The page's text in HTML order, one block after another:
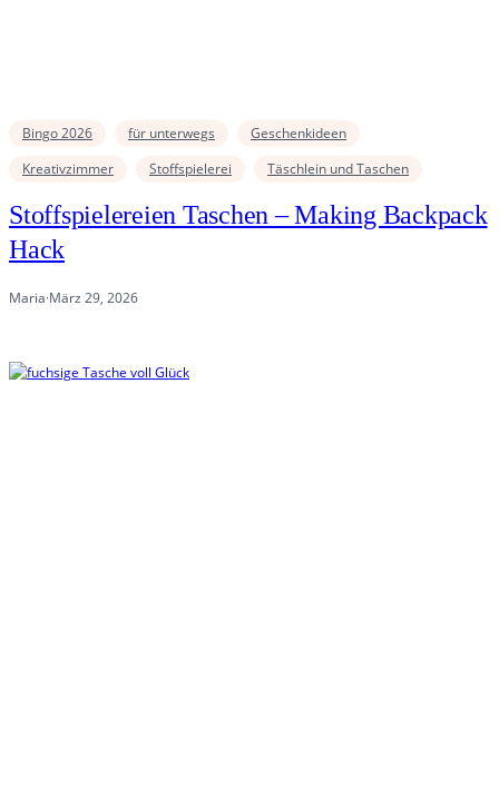
Bingo 2026 für unterwegs
Geschenkideen
Kreativzimmer
Stoffspielerei Täschlein und Taschen
Stoffspielereien Taschen – Making Backpack
Hack
Maria·März 29, 2026